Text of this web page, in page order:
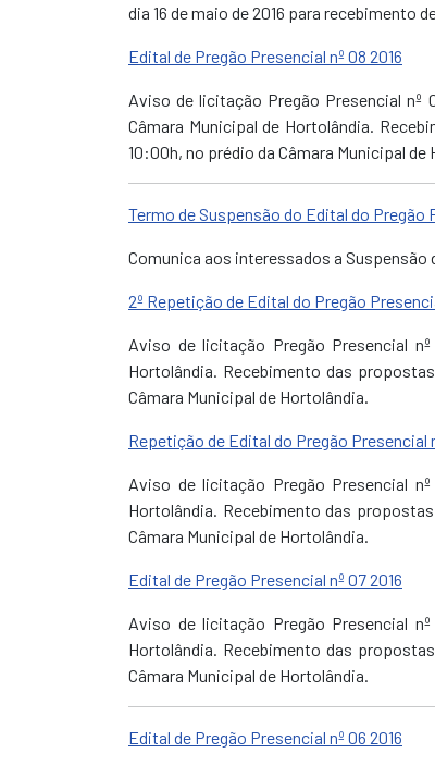
dia 16 de maio de 2016 para recebimento
Edital de Pregão Presencial nº 08 2016
Aviso de licitação Pregão Presencial
Câmara Municipal de Hortolândia.
10:00h, no prédio da Câmara Municipal de
Termo de Suspensão do Edital do Pregão
Comunica aos interessados a Suspensão
2º Repetição de Edital do Pregão
Aviso de licitação Pregão Presencial
Hortolândia. Recebimento das
Câmara Municipal de Hortolândia.
Repetição de Edital do Pregão Presencial
Aviso de licitação Pregão Presencial
Hortolândia. Recebimento das
Câmara Municipal de Hortolândia.
Edital de Pregão Presencial nº 07 2016
Aviso de licitação Pregão Presencial
Hortolândia. Recebimento das
Câmara Municipal de Hortolândia.
Edital de Pregão Presencial nº 06 2016